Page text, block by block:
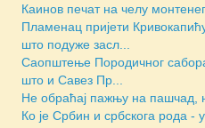
Каинов печат на челу
Пламенац пријети
што подуже засл...
Саопштење Породичног сабора
што и Савез Пр...
Не обраћај пажњу на пашчад,
Ко је Србин и србскога рода -